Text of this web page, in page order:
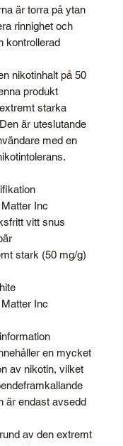
är torra på ytan
rinnighet och
kontrollerad
nikotinhalt på 50
produkt
starka
Den är uteslutande
med en
Inc
vitt snus
stark (50 mg/g)
Inc
en mycket
av nikotin, vilket
är endast avsedd
av den extremt